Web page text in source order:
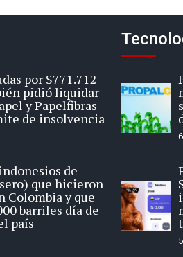
por $771.712
pidió liquidar
y Papelfibras
de insolvencia
de
que hicieron
Colombia y que
barriles día de
país